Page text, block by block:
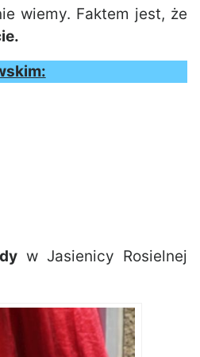
wiemy. Faktem jest, że
w Jasienicy Rosielnej